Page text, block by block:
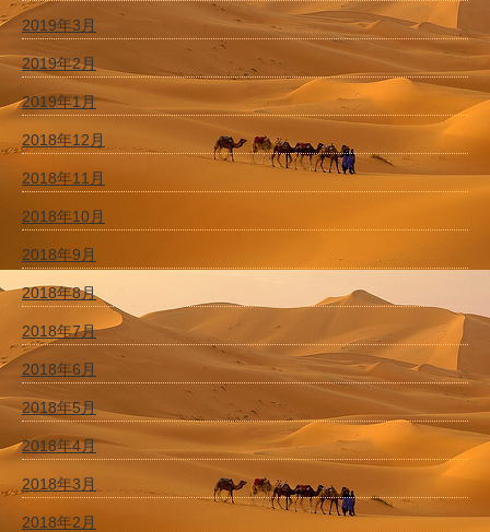
2019年3月
2019年2月
2019年1月
2018年12月
2018年11月
2018年10月
2018年9月
2018年8月
2018年7月
2018年6月
2018年5月
2018年4月
2018年3月
2018年2月